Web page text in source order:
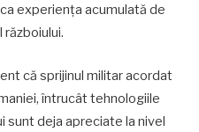
experiența acumulată de
că sprijinul militar acordat
întrucât tehnologiile
deja apreciate la nivel